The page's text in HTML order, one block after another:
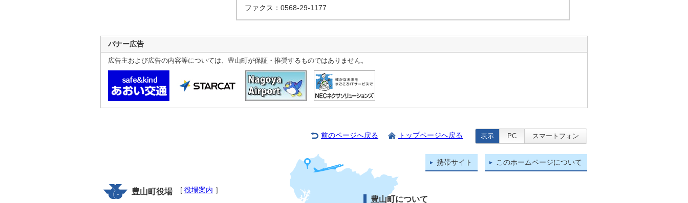
ファクス：0568-29-1177
バナー広告
広告主および広告の内容等については、豊山町が保証・推奨するものではありません。
前のページへ戻る トップページへ戻る 表示 PC スマートフォン
携帯サイト このホームページについて
豊山町役場 [ 役場案内 ］
豊山町について